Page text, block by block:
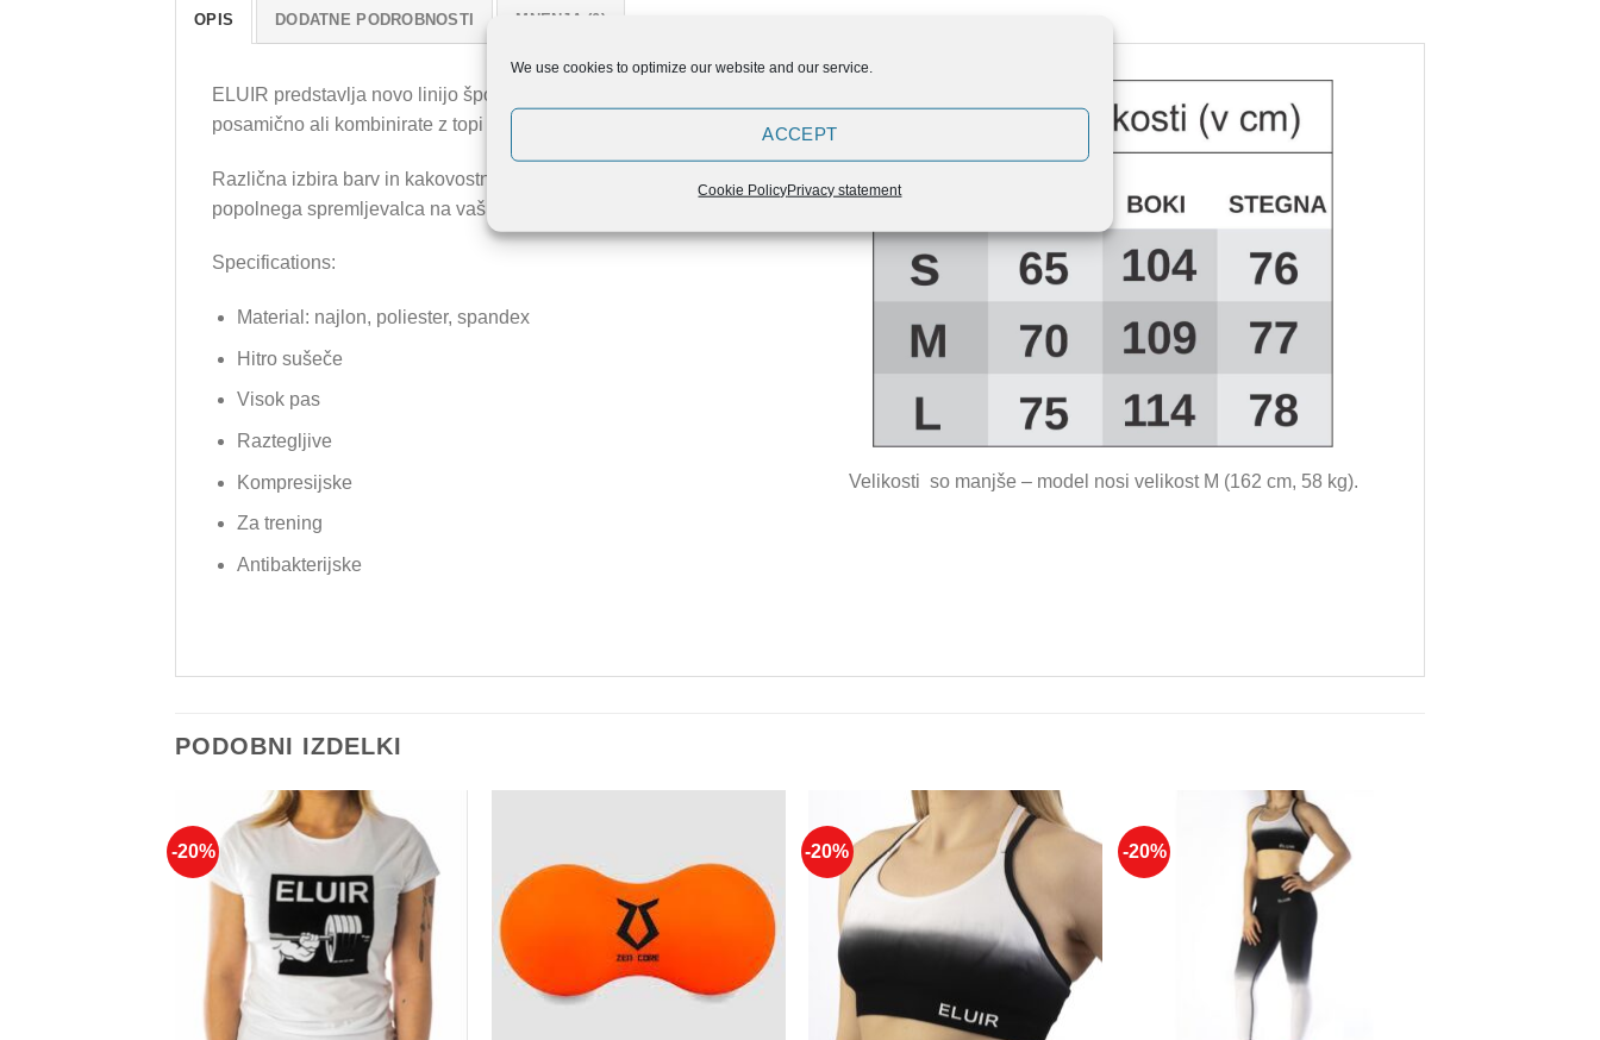
We use cookies to optimize our website and our service.
ACCEPT
Cookie PolicyPrivacy statement
OPIS DODATNE PODROBNOSTI MNENJA (0)
ELUIR predstavlja novo linijo športnih pajkic, ki jih lahko kupite
posamično ali kombinirate z topi v naši ponudbi.
Različna izbira barv in kakovostna izdelava ga naredi za vašega
popolnega spremljevalca na vaših treningih.
Specifications:
Material: najlon, poliester, spandex
Hitro sušeče
Visok pas
Raztegljive
Kompresijske
Za trening
Antibakterijske
Velikosti so manjše – model nosi velikost M (162 cm, 58 kg).
PODOBNI IZDELKI
-20%
Add to
Wishlist
Add to
-20%
Wishlist
-20%